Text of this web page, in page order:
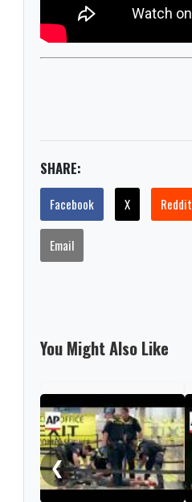
SHARE:
Facebook X Reddit
Email
You Might Also Like
❮